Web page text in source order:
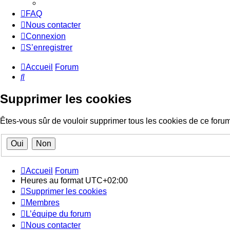
FAQ
Nous contacter
Connexion
S’enregistrer
Accueil
Forum
Rechercher
Supprimer les cookies
Êtes-vous sûr de vouloir supprimer tous les cookies de ce
Accueil
Forum
Heures au format UTC+02:00
Supprimer les cookies
Membres
L’équipe du forum
Nous contacter